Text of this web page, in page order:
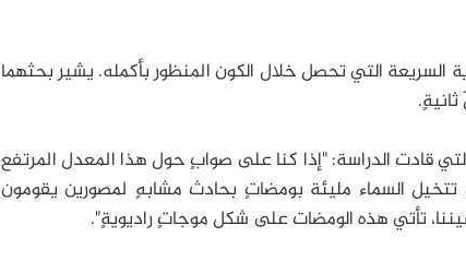
السريعة التي تحصل خلال الكون المنظور بأكمله. يشير بحثهما
قادت الدراسة: "إذا كنا على صوابٍ حول هذا المعدل المرتفع
السماء مليئة بومضاتٍ بحادث مشابهٍ لمصورين يقومون
تأتي هذه الومضات على شكل موجاتٍ راديويةٍ".